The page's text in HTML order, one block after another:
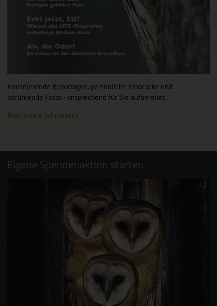
Faszinierende Reportagen, persönliche Eindrücke und
berührende Fotos - ansprechend für Sie aufbereitet.
Jetzt online schmökern
Eigene Spendenaktion starten